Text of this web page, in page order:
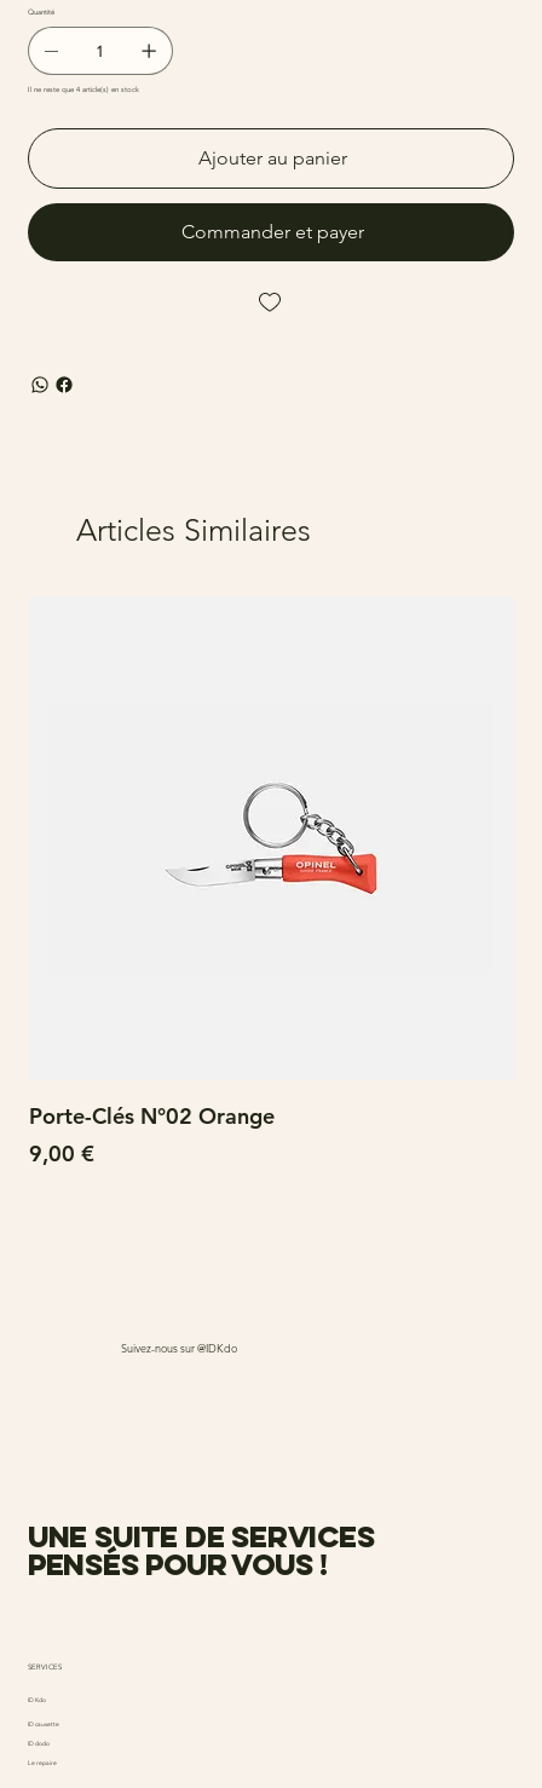
Quantité
Il ne reste que 4 article(s) en stock
Ajouter au panier
Commander et payer
Articles Similaires
Porte-Clés N°02 Orange
Prix
9,00 €
Suivez-nous sur @IDKdo
une suite de services
pensés pour vous !
SERVICES
ID Kdo
ID causette
ID dodo
Le repaire